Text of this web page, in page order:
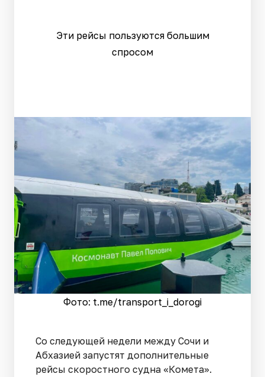
Эти рейсы пользуются большим
спросом
Фото: t.me/transport_i_dorogi
Со следующей недели между Сочи и
Абхазией запустят дополнительные
рейсы скоростного судна «Комета».